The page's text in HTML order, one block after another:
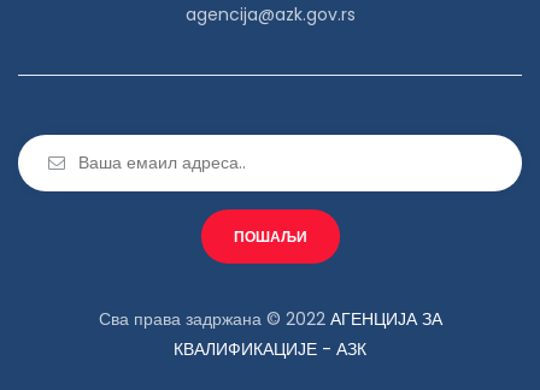
agencija@azk.gov.rs
Сва права задржана © 2022 АГЕНЦИЈА ЗА
КВАЛИФИКАЦИЈЕ - АЗК